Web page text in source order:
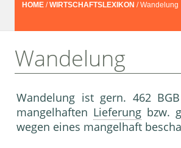
HOME /WIRTSCHAFTSLEXIKON / Wandelung
Wandelung
Wandelung ist gern. 462
mangelhaften Lieferung bzw.
wegen eines mangelhaft